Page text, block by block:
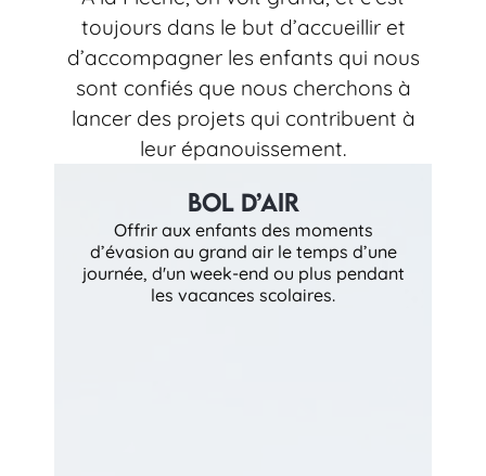
toujours dans le but d’accueillir et
d’accompagner les enfants qui nous
sont confiés que nous cherchons à
lancer des projets qui contribuent à
leur épanouissement.​
Bol d’air
Offrir aux enfants des moments
d’évasion au grand air le temps d’une
journée, d'un week-end ou plus pendant
les vacances scolaires.